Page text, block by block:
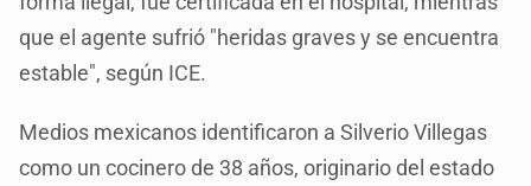
que el agente sufrió "heridas graves y se encuentra
estable", según ICE.
Medios mexicanos identificaron a Silverio Villegas
como un cocinero de 38 años, originario del estado